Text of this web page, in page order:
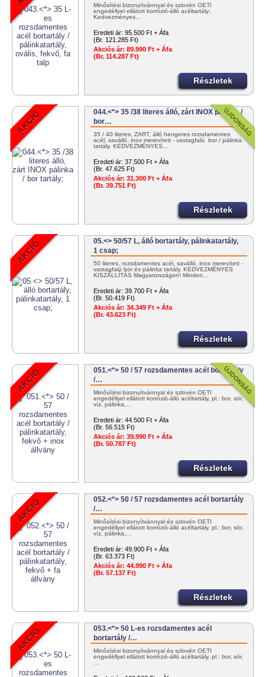
Minősítési bizonyítvánnyal és szlovén OÉTI
engedéllyel ellátott korrózió-álló acéltartály;
Kedvezményes…
Eredeti ár: 95.500 Ft + Áfa
(Br. 121.285 Ft)
Akciós ár: 89.990 Ft + Áfa
(Br. 114.287 Ft)
Részletek
044.<*> 35 /38 literes álló, zárt INOX pálinka /
bor…
35 / 40 literes, ZÁRT, álló hengeres rozsdamentes
acél, saválló, inox merevített - vastagfalú bor / pálinka
tartály. KEDVEZMÉNYES…
Eredeti ár: 37.500 Ft + Áfa
(Br. 47.625 Ft)
Akciós ár: 31.300 Ft + Áfa
(Br. 39.751 Ft)
Részletek
05.<> 50/57 L, álló bortartály, pálinkatartály,
1 csap;
50 literes, rozsdamentes acél, saválló, inox merevített -
vastagfalú bor és pálinka tartály. KEDVEZMÉNYES
KISZÁLLÍTÁS Magyarországon! Minden…
Eredeti ár: 39.700 Ft + Áfa
(Br. 50.419 Ft)
Akciós ár: 34.349 Ft + Áfa
(Br. 43.623 Ft)
Részletek
051.<*> 50 / 57 rozsdamentes acél bortartály
/…
Minősítési bizonyítvánnyal és szlovén OÉTI
engedéllyel ellátott korrózió-álló acéltartály, pl.: bor, sör,
víz, pálinka,…
Eredeti ár: 44.500 Ft + Áfa
(Br. 56.515 Ft)
Akciós ár: 39.990 Ft + Áfa
(Br. 50.787 Ft)
Részletek
052.<*> 50 / 57 rozsdamentes acél bortartály
/…
Minősítési bizonyítvánnyal és szlovén OÉTI
engedéllyel ellátott korrózió-álló acéltartály, pl.: bor, sör,
víz, pálinka,…
Eredeti ár: 49.900 Ft + Áfa
(Br. 63.373 Ft)
Akciós ár: 44.990 Ft + Áfa
(Br. 57.137 Ft)
Részletek
053.<*> 50 L-es rozsdamentes acél
bortartály /…
Minősítési bizonyítvánnyal és szlovén OÉTI
engedéllyel ellátott korrózió-álló acéltartály, pl.: bor, sör,
…